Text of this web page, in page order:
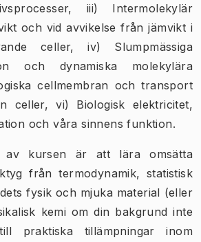
iii) Intermolekylär
och vid avvikelse från jämvikt i
celler, iv) Slumpmässiga
och dynamiska molekylära
cellmembran och transport
vi) Biologisk elektricitet,
och våra sinnens funktion.
av kursen är att lära omsätta
från termodynamik, statistisk
fysik och mjuka material (eller
kemi om din bakgrund inte
praktiska tillämpningar inom